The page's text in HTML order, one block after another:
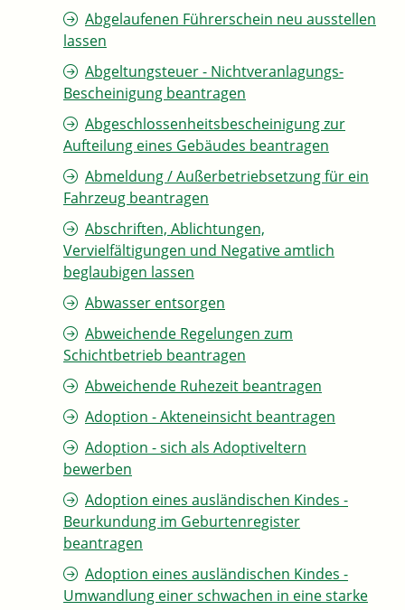
Abgelaufenen Führerschein neu ausstellen
lassen
Abgeltungsteuer - Nichtveranlagungs-
Bescheinigung beantragen
Abgeschlossenheitsbescheinigung zur
Aufteilung eines Gebäudes beantragen
Abmeldung / Außerbetriebsetzung für ein
Fahrzeug beantragen
Abschriften, Ablichtungen,
Vervielfältigungen und Negative amtlich
beglaubigen lassen
Abwasser entsorgen
Abweichende Regelungen zum
Schichtbetrieb beantragen
Abweichende Ruhezeit beantragen
Adoption - Akteneinsicht beantragen
Adoption - sich als Adoptiveltern
bewerben
Adoption eines ausländischen Kindes -
Beurkundung im Geburtenregister
beantragen
Adoption eines ausländischen Kindes -
Umwandlung einer schwachen in eine starke